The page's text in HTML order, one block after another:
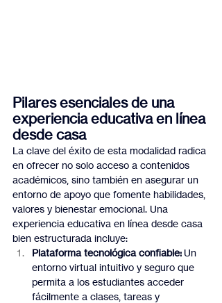
Pilares esenciales de una
experiencia educativa en línea
desde casa
La clave del éxito de esta modalidad radica
en ofrecer no solo acceso a contenidos
académicos, sino también en asegurar un
entorno de apoyo que fomente habilidades,
valores y bienestar emocional. Una
experiencia educativa en línea desde casa
bien estructurada incluye:
Plataforma tecnológica confiable: Un
entorno virtual intuitivo y seguro que
permita a los estudiantes acceder
fácilmente a clases, tareas y